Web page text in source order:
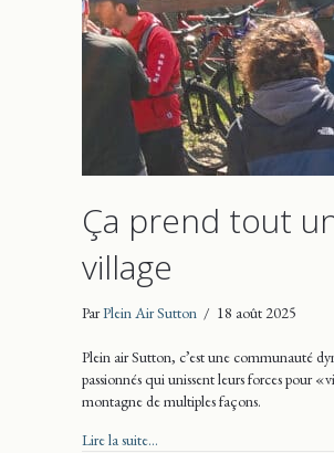
Ça prend tout
village
ParPlein Air Sutton / 18 août 2025
Plein air Sutton, c’est une communauté
passionnés qui unissent leurs forces pour «
montagne de multiples façons.
Lire la suite...